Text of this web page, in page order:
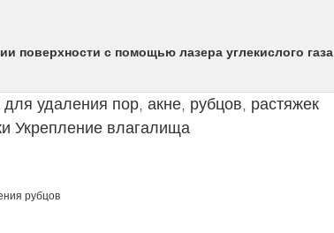
поверхности с помощью лазера углекислого газа
удаления пор, акне, рубцов, растяжек
Укрепление влагалища
рубцов